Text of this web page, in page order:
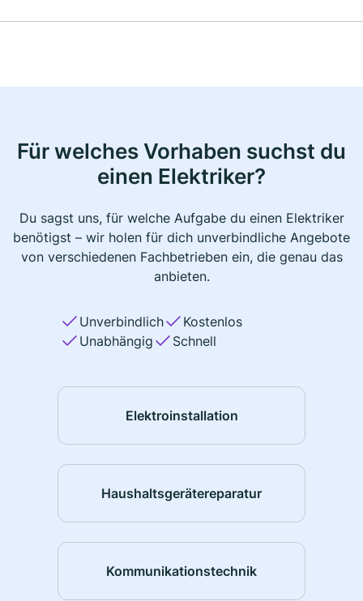
Für welches Vorhaben suchst du
einen Elektriker?
Du sagst uns, für welche Aufgabe du einen Elektriker
benötigst – wir holen für dich unverbindliche Angebote
von verschiedenen Fachbetrieben ein, die genau das
anbieten.
Unverbindlich
Kostenlos
Unabhängig
Schnell
Elektroinstallation
Haushaltsgerätereparatur
Kommunikationstechnik